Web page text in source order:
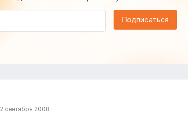
Подписаться
2 сентября 2008